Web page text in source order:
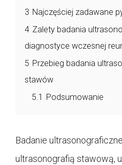
3 Najczęściej zadawane
4 Zalety badania
diagnostyce wczesnej
5 Przebieg badania
stawów
5.1 Podsumowanie
Badanie
ultrasonografią stawową,